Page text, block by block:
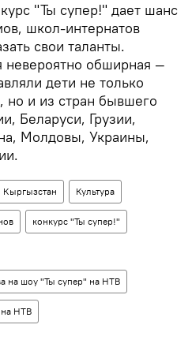
"Ты супер!" дает шанс
школ-интернатов
свои таланты.
невероятно обширная —
дети не только
но и из стран бывшего
Беларуси, Грузии,
Молдовы, Украины,
Кыргызстан Культура
конкурс "Ты супер!"
на шоу "Ты супер" на НТВ
НТВ